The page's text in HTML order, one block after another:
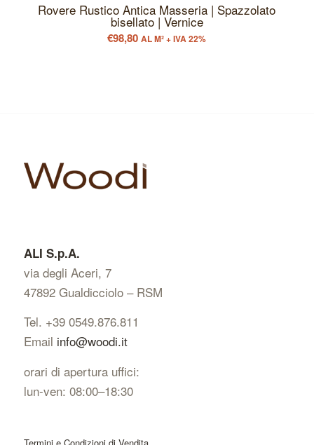
Rovere Rustico Antica Masseria | Spazzolato
bisellato | Vernice
€98,80 AL M² + IVA 22%
ALI S.p.A.
via degli Aceri, 7
47892 Gualdicciolo – RSM
Tel. +39 0549.876.811
Email info@woodi.it
orari di apertura uffici:
lun-ven: 08:00–18:30